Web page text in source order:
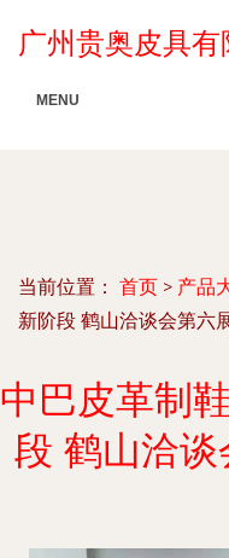
广州贵奥皮具有
MENU
当前位置： 首页 > 产品
新阶段 鹤山洽谈会第六
中巴皮革制
段 鹤山洽